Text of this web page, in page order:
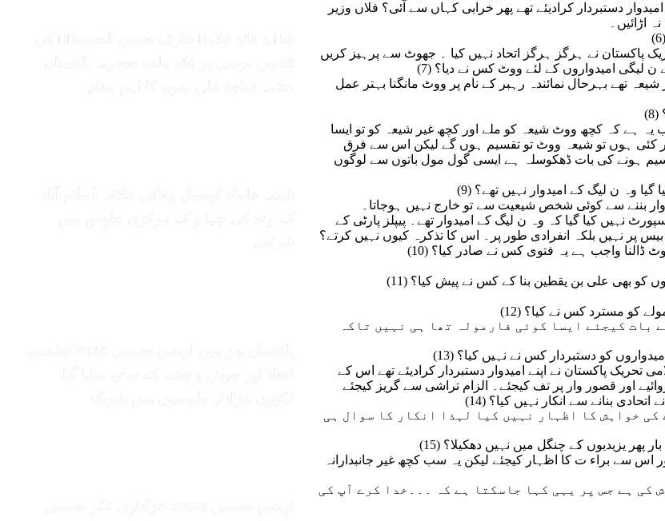
دستبردار کرادیئے تھے پھر خرابی کہاں سے آئی؟ فلاں وزیر
اڑائیں۔
نے ہرگز ہرگز اتحاد نہیں کیا ۔ جھوٹ سے پرہیز کریں
ن لیگی امیدواروں کے لئے ووٹ کس نے دیا؟
تھے بہرحال نمائندہ رہبر کے نام پر ووٹ مانگنا بہتر عمل
ہے کہ کچھ ووٹ شیعہ کو ملے اور کچھ غیر شیعہ کو تو ایسا
کئی ہوں تو شیعہ ووٹ تو تقسیم ہوں گے لیکن اس سے فرق
ہونے کی بات ڈھکوسلہ ہے ایسی گول مول باتوں سے لوگوں
گیا وہ ن لیگ کے امیدوار نہیں تھے؟
بننے سے کوئی شخص شیعیت سے تو خارج نہیں ہوجاتا۔
نہیں کیا گیا کہ وہ ن لیگ کے امیدوار تھے۔ پیپلز پارٹی کے
پر نہیں بلکہ انفرادی طور پر۔ اس کا تذکرہ کیوں نہیں کرتے؟
ڈالنا واجب ہے یہ فتوی کس نے صادر کیا؟
کو بھی علی بن یقطین بنا کے کس نے پیش کیا؟
کو مسترد کس نے کیا؟
بات کیجئے ایسا کوئی فارمولہ تھا ہی نہیں تاکہ
امیدواروں کو دستبردار کس نے نہیں کیا؟
پاکستان نے اپنے امیدوار دستبردار کرادیئے تھے اس کے
اور قصور وار پر تف کیجئے۔ الزام تراشی سے گریز کیجئے
اتحادی بنانے سے انکار نہیں کیا؟
خواہش کا اظہار نہیں کیا لہذا انکار کا سوال ہی
بار پھر یزیدیوں کے چنگل میں نہیں دھکیلا؟
سے براء ت کا اظہار کیجئے لیکن یہ سب کچھ غیر جانبدارانہ
کی ہے جس پر یہی کہا جاسکتا ہے کہ ۔۔۔خدا کرے آپ کی